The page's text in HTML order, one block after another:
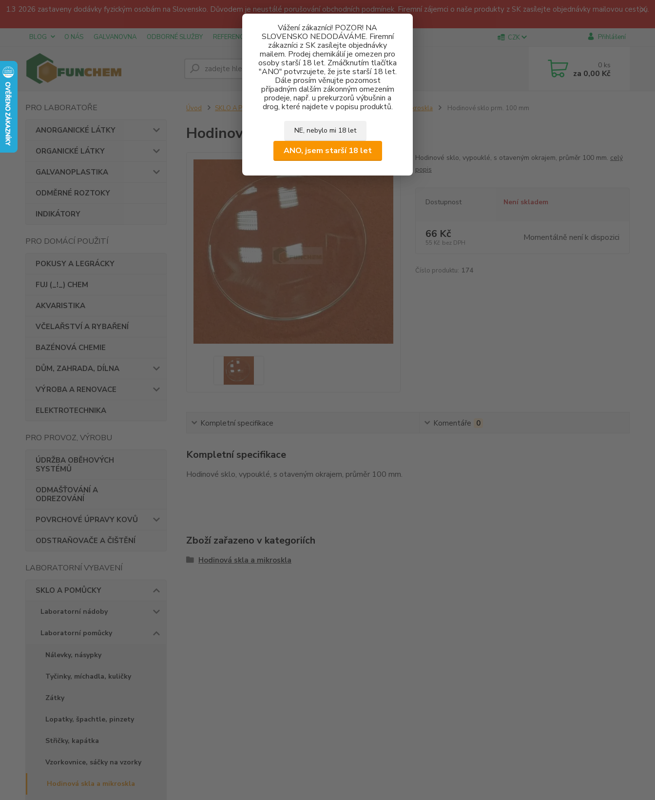
1.3 2026 zastaveny dodávky fyzickým osobám na Slovensko. Důvodem je neustálé porušování obchodních podmínek. Firemní zájemci o naše produkty z SK zasílejte objednávky mailovou cestou.
Vážení zákazníci! POZOR! NA
SLOVENSKO NEDODÁVÁME. Firemní
zákazníci z SK zasílejte objednávky
mailem. Prodej chemikálií je omezen pro
osoby starší 18 let. Zmáčknutím tlačítka
"ANO" potvrzujete, že jste starší 18 let.
Dále prosím věnujte pozornost
případným dalším zákonným omezením
prodeje, např. u prekurzorů výbušnin a
drog, které najdete v popisu produktů.
NE, nebylo mi 18 let
ANO, jsem starší 18 let
BLOG O NÁS GALVANOVNA ODBORNÉ SLUŽBY REFERENCE SPONZUREJEME OBCHODNÍ PODMÍNKY A GDPR CZK Přihlášení
Hledat 0 ks
za 0,00 Kč
PRO LABORATOŘE
ANORGANICKÉ LÁTKY
ORGANICKÉ LÁTKY
GALVANOPLASTIKA
ODMĚRNÉ ROZTOKY
INDIKÁTORY
PRO DOMÁCÍ POUŽITÍ
POKUSY A LEGRÁCKY
FUJ (_!_) CHEM
AKVARISTIKA
VČELAŘSTVÍ A RYBAŘENÍ
BAZÉNOVÁ CHEMIE
DŮM, ZAHRADA, DÍLNA
VÝROBA A RENOVACE
ELEKTROTECHNIKA
PRO PROVOZ, VÝROBU
ÚDRŽBA OBĚHOVÝCH
SYSTÉMŮ
ODMAŠŤOVÁNÍ A
ODREZOVÁNÍ
POVRCHOVÉ ÚPRAVY KOVŮ
ODSTRAŇOVAČE A ČIŠTĚNÍ
LABORATORNÍ VYBAVENÍ
SKLO A POMŮCKY
Laboratorní nádoby
Laboratorní pomůcky
Nálevky, násypky
Tyčinky, míchadla, kuličky
Zátky
Lopatky, špachtle, pinzety
Střičky, kapátka
Vzorkovnice, sáčky na vzorky
Hodinová skla a mikroskla
Úvod SKLO A POMŮCKY Laboratorní pomůcky Hodinová skla a mikroskla Hodinové sklo prm. 100 mm
Hodinové sklo prm. 100 mm
Hodinové sklo, vypouklé, s otaveným okrajem, průměr 100 mm. celý
popis
Dostupnost Není skladem
66 Kč
55 Kč bez DPH Momentálně není k dispozici
Číslo produktu: 174
Kompletní specifikace Komentáře 0
Kompletní specifikace
Hodinové sklo, vypouklé, s otaveným okrajem, průměr 100 mm.
Zboží zařazeno v kategoriích
Hodinová skla a mikroskla